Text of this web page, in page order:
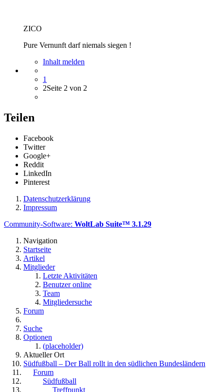
ZICO
Pure Vernunft darf niemals siegen !
Inhalt melden
1
2Seite 2 von 2
Teilen
Facebook
Twitter
Google+
Reddit
LinkedIn
Pinterest
Datenschutzerklärung
Impressum
Community-Software: WoltLab Suite™ 3.1.29
Navigation
Startseite
Artikel
Mitglieder
Letzte Aktivitäten
Benutzer online
Team
Mitgliedersuche
Forum
Suche
Optionen
(placeholder)
Aktueller Ort
Südfußball – Der Ball rollt in den südlichen Bundesländern
Forum
Südfußball
Treffpunkt